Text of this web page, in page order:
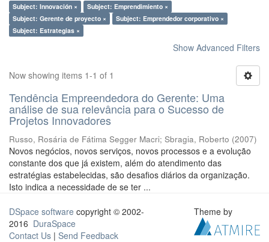
Subject: Innovación ×
Subject: Emprendimiento ×
Subject: Gerente de proyecto ×
Subject: Emprendedor corporativo ×
Subject: Estrategias ×
Show Advanced Filters
Now showing items 1-1 of 1
Tendência Empreendedora do Gerente: Uma
análise de sua relevância para o Sucesso de
Projetos Innovadores
Russo, Rosária de Fátima Segger Macri; Sbragia, Roberto (2007)
Novos negócios, novos serviços, novos processos e a evolução
constante dos que já existem, além do atendimento das
estratégias estabelecidas, são desafios diários da organização.
Isto indica a necessidade de se ter ...
DSpace software copyright © 2002-
2016 DuraSpace
Contact Us | Send Feedback
Theme by